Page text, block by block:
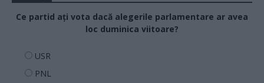
Ce partid ați vota dacă alegerile parlamentare ar avea
loc duminica viitoare?
USR
PNL